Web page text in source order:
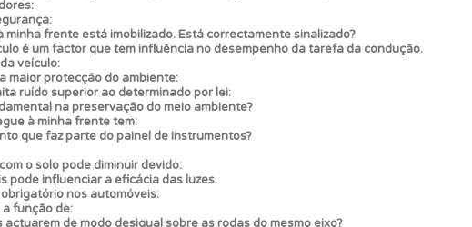
para responder aos testes mais rapidamente.
não perder as suas estatísticas.
mais dificuldades no seu perfil.
lhe as questões mais falhadas na plataforma.
minha frente está imobilizado. Está correctamente sinalizado?
é um factor que tem influência no desempenho da tarefa da condução.
veículo:
maior protecção do ambiente:
ruído superior ao determinado por lei:
na preservação do meio ambiente?
à minha frente tem:
que faz parte do painel de instrumentos?
o solo pode diminuir devido:
pode influenciar a eficácia das luzes.
nos automóveis:
função de:
de modo desigual sobre as rodas do mesmo eixo?